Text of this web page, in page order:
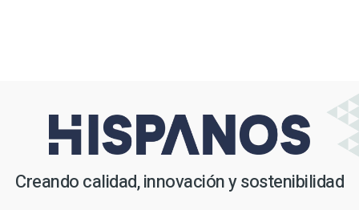
Creando calidad, innovación y sostenibilidad